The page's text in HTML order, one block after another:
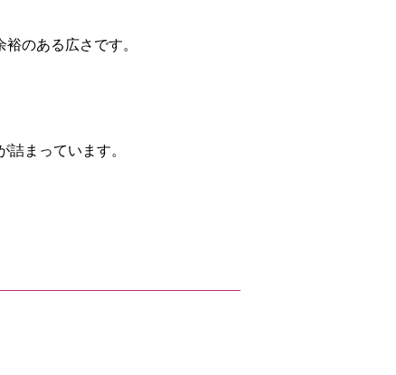
のある広さです。
まっています。